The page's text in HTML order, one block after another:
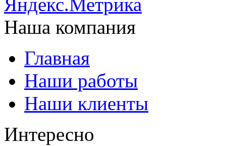
Наша компания
Главная
Наши работы
Наши клиенты
Интересно